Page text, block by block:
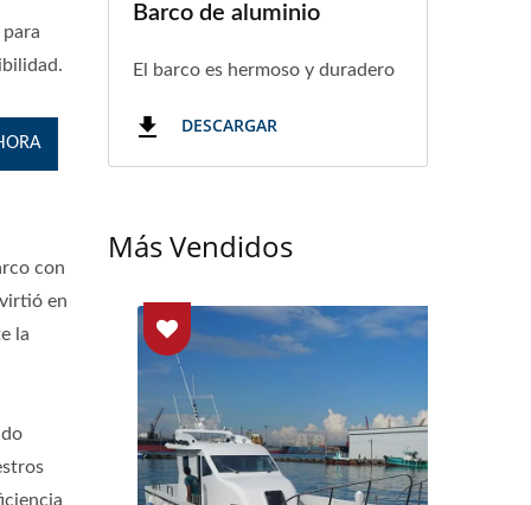
con
en
la
Barco de aluminio
El barco es hermoso y duradero
DESCARGAR
Más Vendidos